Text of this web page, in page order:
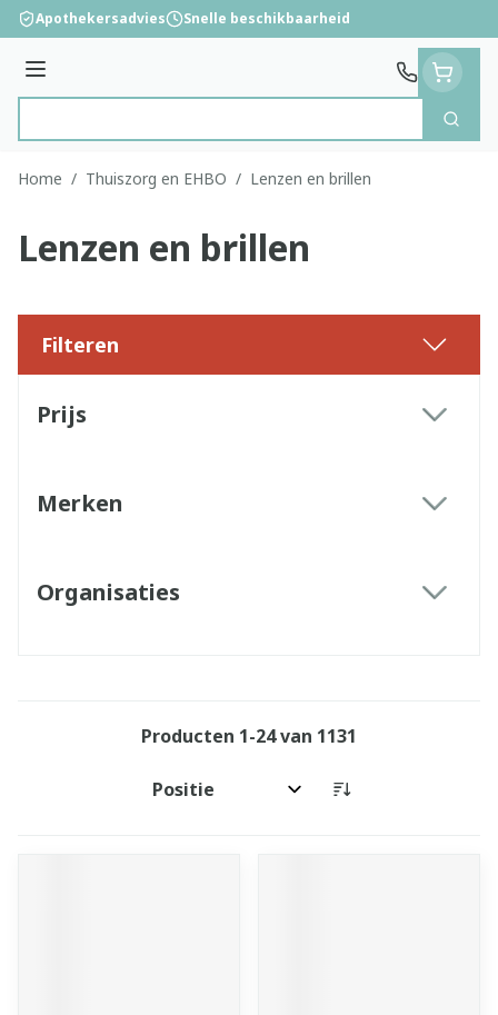
Ga naar de inhoud
Apothekersadvies Snelle beschikbaarheid
Menu
Zoek
Home / Thuiszorg en EHBO / Lenzen en brillen
Lenzen en brillen
Filteren
Prijs
Merken
Organisaties
Producten 1-24van 1131
Sorteer op: